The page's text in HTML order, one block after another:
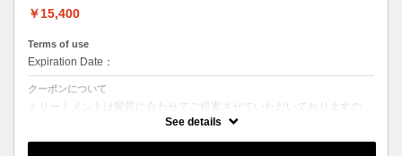
￥15,400
Terms of use
Expiration Date：
クーポンについて
トリートメントは髪質に合わせてご提案させていただいておりますの
●髪の長さにより別途ロング料金を頂戴いたします。
See details